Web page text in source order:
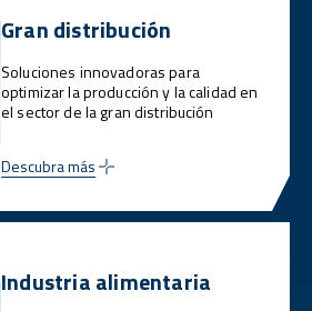
Gran distribución
Soluciones innovadoras para
optimizar la producción y la calidad en
el sector de la gran distribución
Descubra más
Industria alimentaria